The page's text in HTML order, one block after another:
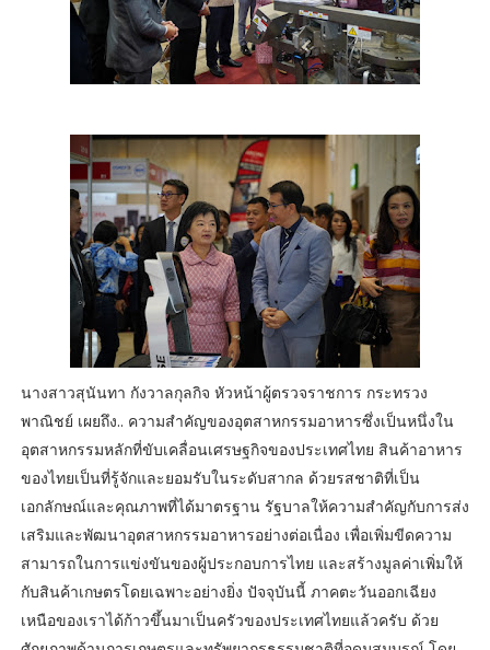
นางสาวสุนันทา กังวาลกุลกิจ หัวหน้าผู้ตรวจราชการ กระทรวง
พาณิชย์ เผยถึง.. ความสำคัญของอุตสาหกรรมอาหารซึ่งเป็นหนึ่งใน
อุตสาหกรรมหลักที่ขับเคลื่อนเศรษฐกิจของประเทศไทย สินค้าอาหาร
ของไทยเป็นที่รู้จักและยอมรับในระดับสากล ด้วยรสชาติที่เป็น
เอกลักษณ์และคุณภาพที่ได้มาตรฐาน รัฐบาลให้ความสำคัญกับการส่ง
เสริมและพัฒนาอุตสาหกรรมอาหารอย่างต่อเนื่อง เพื่อเพิ่มขีดความ
สามารถในการแข่งขันของผู้ประกอบการไทย และสร้างมูลค่าเพิ่มให้
กับสินค้าเกษตรโดยเฉพาะอย่างยิ่ง ปัจจุบันนี้ ภาคตะวันออกเฉียง
เหนือของเราได้ก้าวขึ้นมาเป็นครัวของประเทศไทยแล้วครับ ด้วย